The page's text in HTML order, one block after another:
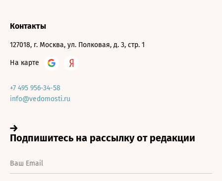
Контакты
127018, г. Москва, ул. Полковая, д. 3, стр. 1
На карте
+7 495 956-34-58
info@vedomosti.ru